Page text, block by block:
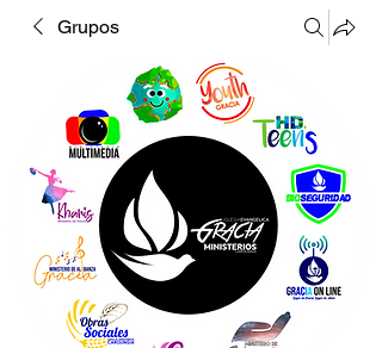
Grupos